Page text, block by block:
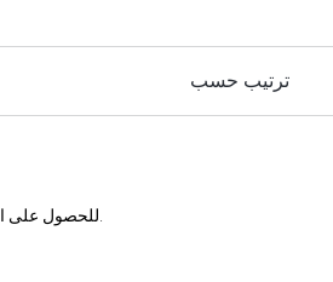
ترتيب حسب